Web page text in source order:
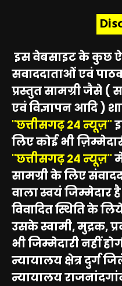
इस वेबसाइट के कुछ ऐसे
सवाददाताओं एवं
प्रस्तुत सामग्री जैसे (
एवं विज्ञापन आदि )
"छत्तीसगढ़ 24 न्यूज़"
लिए कोई भी
"छत्तीसगढ़ 24 न्यूज़"
सामग्री के लिए
वाला स्वयं जिम्मेदार
विवादित स्थिति के
उसके स्वामी, मुद्रक,
भी जिम्मेदारी नहीं
न्यायालय क्षेत्र दुर्ग
न्यायालय